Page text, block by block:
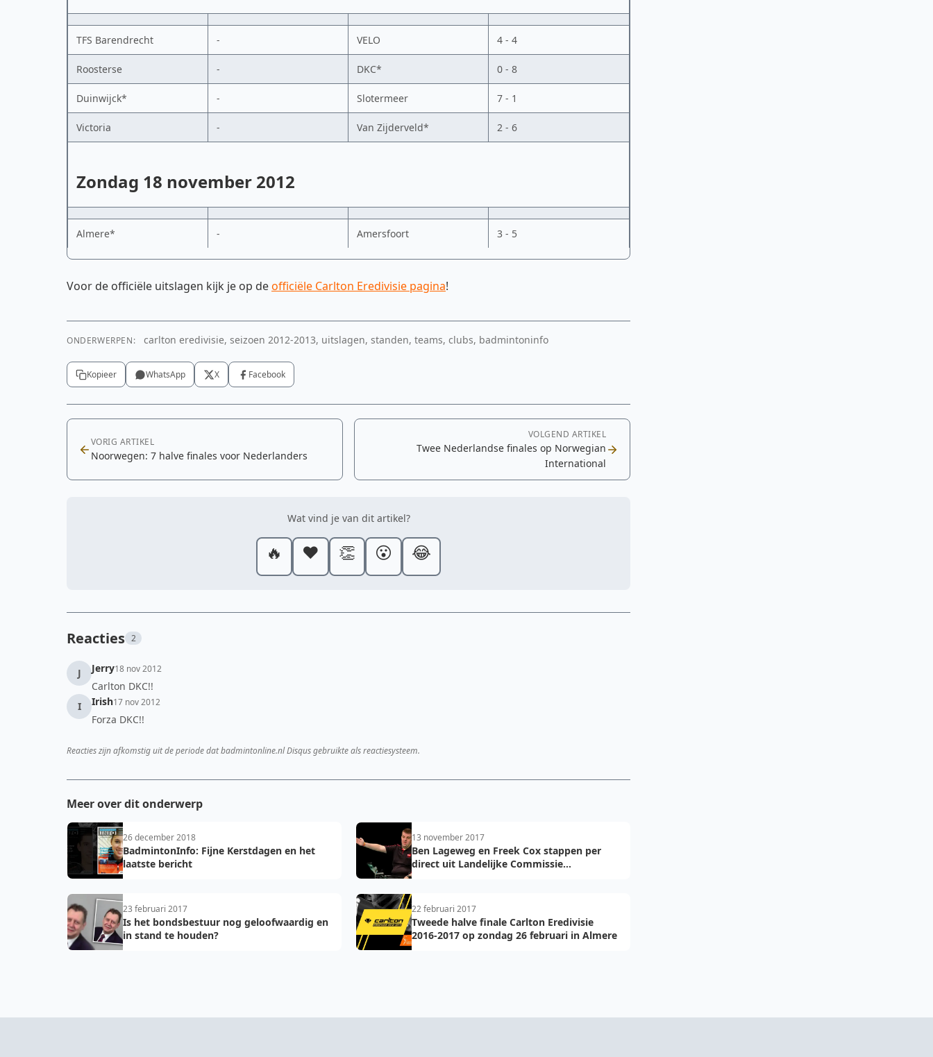
TFS Barendrecht - VELO 4 - 4
Roosterse - DKC* 0 - 8
Duinwijck* - Slotermeer 7 - 1
Victoria - Van Zijderveld* 2 - 6
Zondag 18 november 2012
Almere* - Amersfoort 3 - 5
Voor de officiële uitslagen kijk je op deofficiële Carlton Eredivisie pagina!
ONDERWERPEN: carlton eredivisie, seizoen 2012-2013, uitslagen, standen, teams, clubs, badmintoninfo
Kopieer WhatsApp X Facebook
VORIG ARTIKEL
Noorwegen: 7 halve finales voor Nederlanders
VOLGEND ARTIKEL
Twee Nederlandse finales op Norwegian
International
Wat vind je van dit artikel?
🔥 ❤️ 👏 😮 😂
Reacties 2
J Jerry18 nov 2012
Carlton DKC!!
I
Irish17 nov 2012
Forza DKC!!
Reacties zijn afkomstig uit de periode dat badmintonline.nl Disqus gebruikte als reactiesysteem.
Meer over dit onderwerp
26 december 2018
BadmintonInfo: Fijne Kerstdagen en het
laatste bericht
13 november 2017
Ben Lageweg en Freek Cox stappen per
direct uit Landelijke Commissie
23 februari 2017
Is het bondsbestuur nog geloofwaardig en
in stand te houden?
22 februari 2017
Tweede halve finale Carlton Eredivisie
2016-2017 op zondag 26 februari in Almere